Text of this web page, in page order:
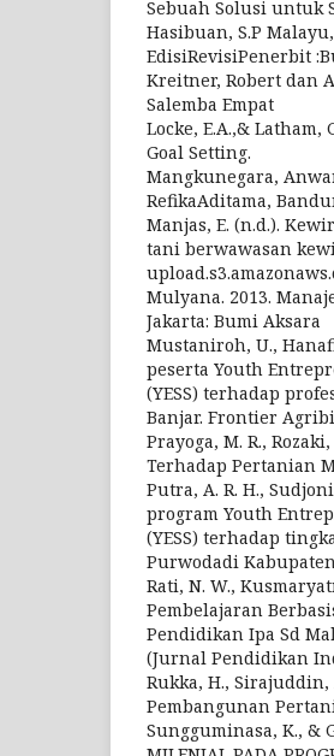
Sebuah Solusi untuk
Hasibuan, S.P
EdisiRevisiPenerbit
Kreitner, Robert dan
Salemba Empat
Locke, E.A.,&
Goal Setting.
Mangkunegara,
RefikaAditama,
Manjas, E. (n.d.).
tani berwawasan
Mulyana. 2013.
Jakarta: Bumi Aksara
Mustaniroh, U.,
peserta Youth
(YESS) terhadap
Banjar. Frontier
Prayoga, M. R.,
Terhadap Pertanian
Putra, A. R. H.,
program Youth
(YESS) terhadap
Purwodadi Kabupaten
Rati, N. W.,
Pembelajaran
Pendidikan Ipa Sd
(Jurnal Pendidikan
Rukka, H.,
Pembangunan
Sungguminasa, K., &